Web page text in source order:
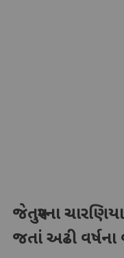
જેતપુરના
જતાં અઢી